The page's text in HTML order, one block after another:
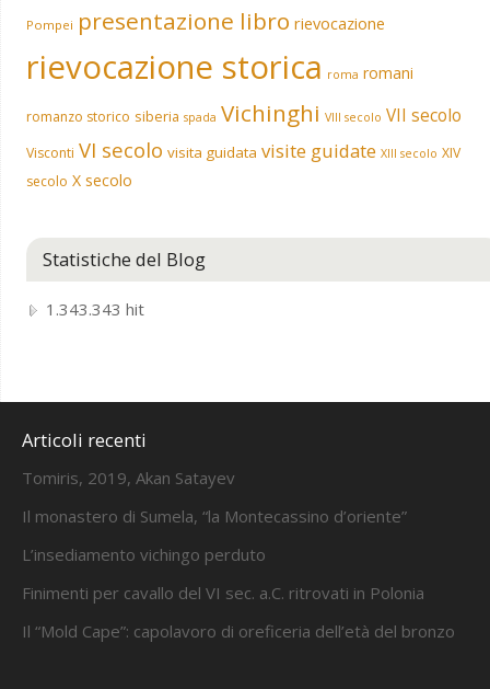
Pompei presentazione libro rievocazione
rievocazione storica roma romani
romanzo storico siberia spada Vichinghi VIII secolo VII secolo
Visconti VI secolo visita guidata visite guidate XIII secolo XIV
secolo X secolo
Statistiche del Blog
1.343.343 hit
Articoli recenti
Tomiris, 2019, Akan Satayev
Il monastero di Sumela, “la Montecassino d’oriente”
L’insediamento vichingo perduto
Finimenti per cavallo del VI sec. a.C. ritrovati in Polonia
Il “Mold Cape”: capolavoro di oreficeria dell’età del bronzo